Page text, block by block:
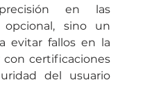
en las
sino un
evitar fallos en la
certificaciones
del usuario